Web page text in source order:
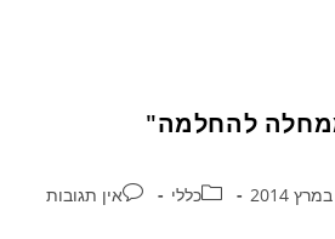
להחלמה"
כללי אין תגובות